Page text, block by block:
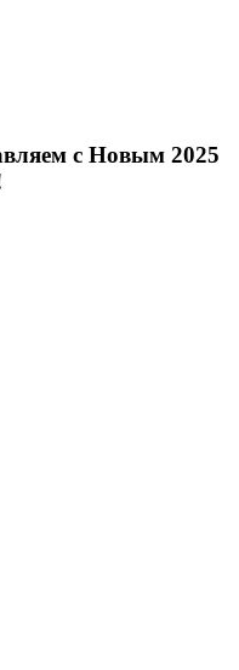
с Новым 2025